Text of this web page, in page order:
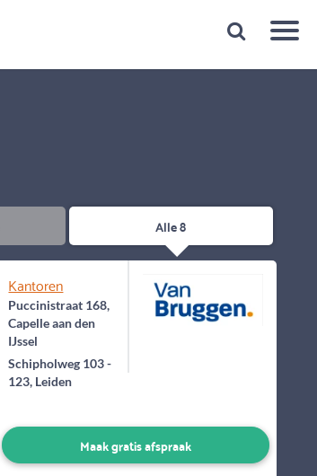
Plan een gratis 1e gesprek binnen 1 minuut
Alle 8
Kantoren
Puccinistraat 168,
Capelle aan den
IJssel
Schipholweg 103 -
123, Leiden
Maak gratis afspraak